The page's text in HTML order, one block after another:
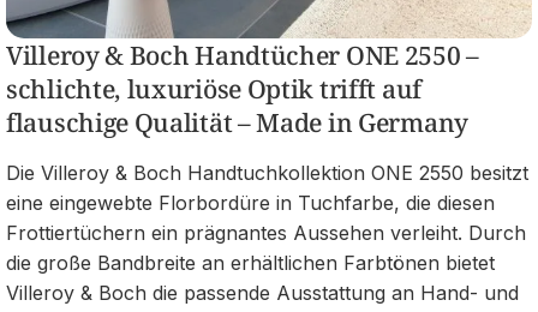
Villeroy & Boch Handtücher ONE 2550 –
schlichte, luxuriöse Optik trifft auf
flauschige Qualität – Made in Germany
Die Villeroy & Boch Handtuchkollektion ONE 2550 besitzt
eine eingewebte Florbordüre in Tuchfarbe, die diesen
Frottiertüchern ein prägnantes Aussehen verleiht. Durch
die große Bandbreite an erhältlichen Farbtönen bietet
Villeroy & Boch die passende Ausstattung an Hand- und